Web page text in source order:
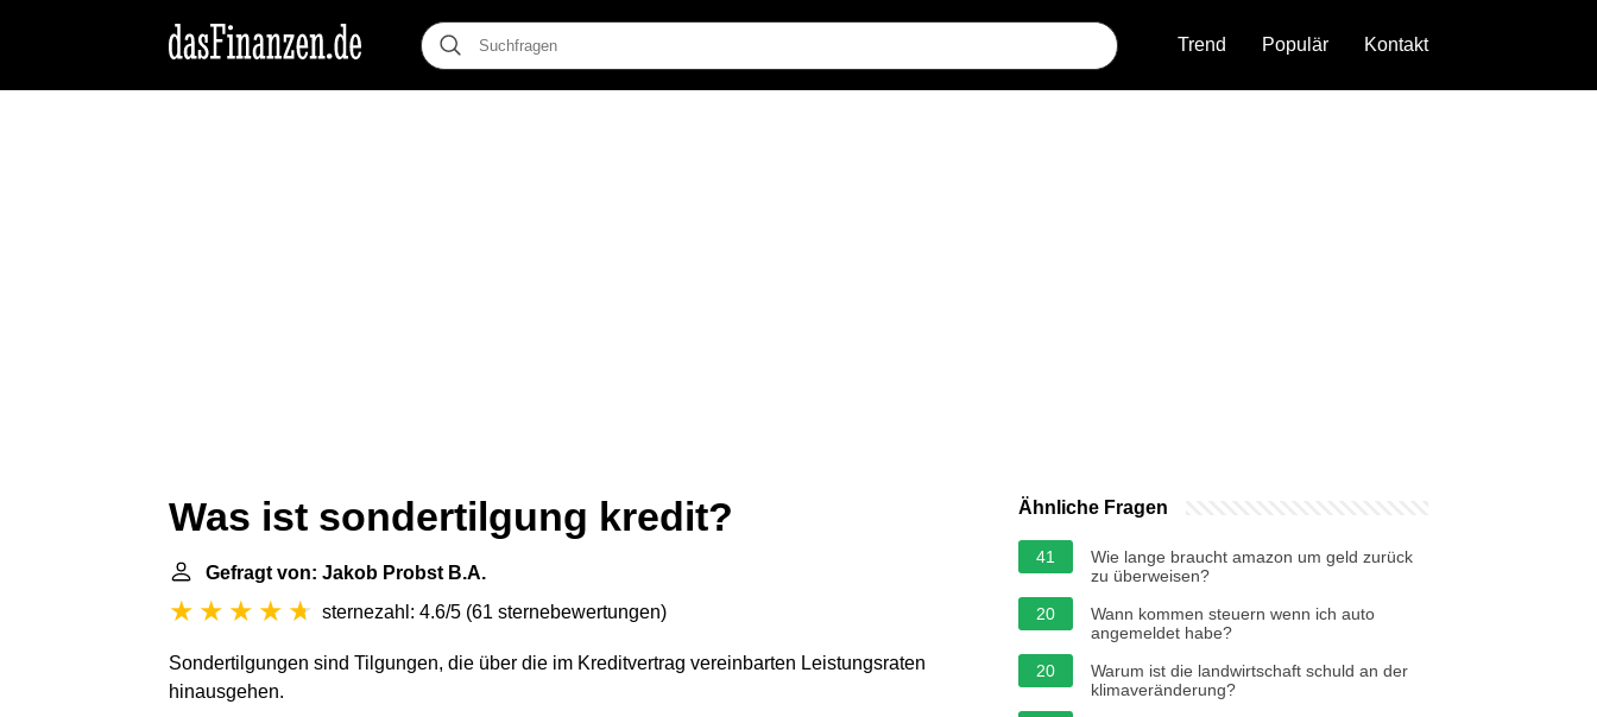
Trend Populär Kontakt
Was ist sondertilgung kredit?
Gefragt von: Jakob Probst B.A.
sternezahl: 4.6/5 (61 sternebewertungen)
Sondertilgungen sind Tilgungen, die über die im Kreditvertrag vereinbarten Leistungsraten
hinausgehen.
Ähnliche Fragen
41
Wie lange braucht amazon um geld zurück
zu überweisen?
20
Wann kommen steuern wenn ich auto
angemeldet habe?
20
Warum ist die landwirtschaft schuld an der
klimaveränderung?